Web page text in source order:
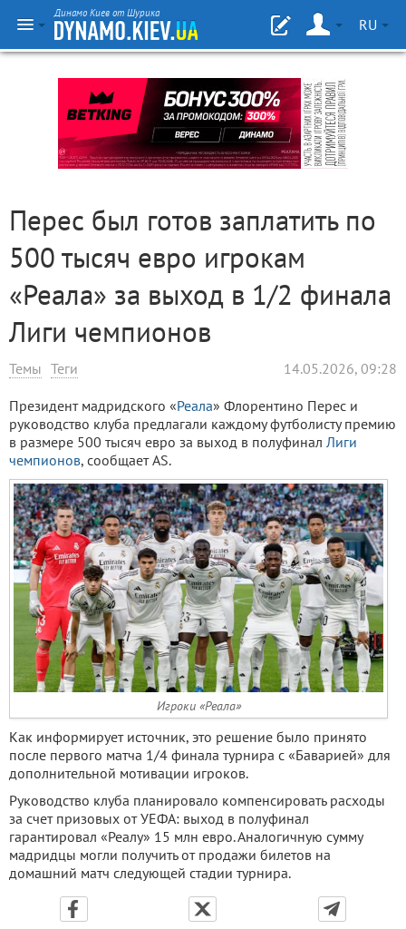
Динамо Киев от Шурика
RU
Перес был готов заплатить по
500 тысяч евро игрокам
«Реала» за выход в 1/2 финала
Лиги чемпионов
Темы Теги 14.05.2026, 09:28
Президент мадридского «Реала» Флорентино Перес и
руководство клуба предлагали каждому футболисту премию
в размере 500 тысяч евро за выход в полуфинал Лиги
чемпионов, сообщает AS.
Игроки «Реала»
Как информирует источник, это решение было принято
после первого матча 1/4 финала турнира с «Баварией» для
дополнительной мотивации игроков.
Руководство клуба планировало компенсировать расходы
за счет призовых от УЕФА: выход в полуфинал
гарантировал «Реалу» 15 млн евро. Аналогичную сумму
мадридцы могли получить от продажи билетов на
домашний матч следующей стадии турнира.